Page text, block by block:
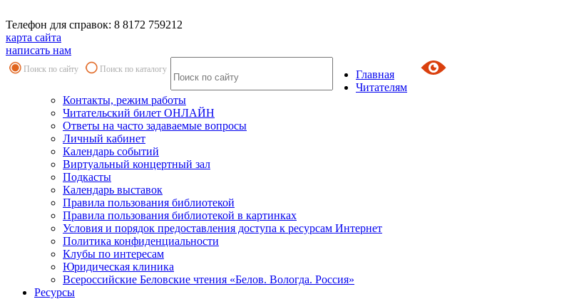
Телефон для справок: 8 8172 759212
карта сайта
написать нам
Поиск по сайту Поиск по каталогу
Главная
Читателям
Контакты, режим работы
Читательский билет ОНЛАЙН
Ответы на часто задаваемые вопросы
Личный кабинет
Календарь событий
Виртуальный концертный зал
Подкасты
Календарь выставок
Правила пользования библиотекой
Правила пользования библиотекой в картинках
Условия и порядок предоставления доступа к ресурсам Интернет
Политика конфиденциальности
Клубы по интересам
Юридическая клиника
Всероссийские Беловские чтения «Белов. Вологда. Россия»
Ресурсы